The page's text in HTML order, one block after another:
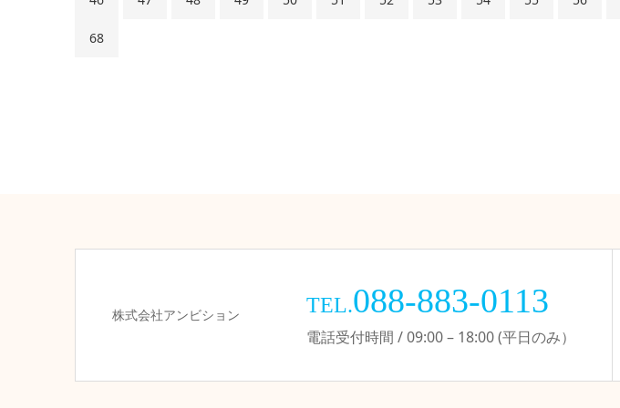
68
株式会社アンビション TEL.088-883-0113
電話受付時間 / 09:00 – 18:00 (平日のみ）